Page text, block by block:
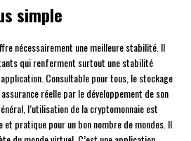
simple
nécessairement une meilleure stabilité. Il
qui renferment surtout une stabilité
Consultable pour tous, le stockage
réelle par le développement de son
l’utilisation de la cryptomonnaie est
et pratique pour un bon nombre de mondes. Il